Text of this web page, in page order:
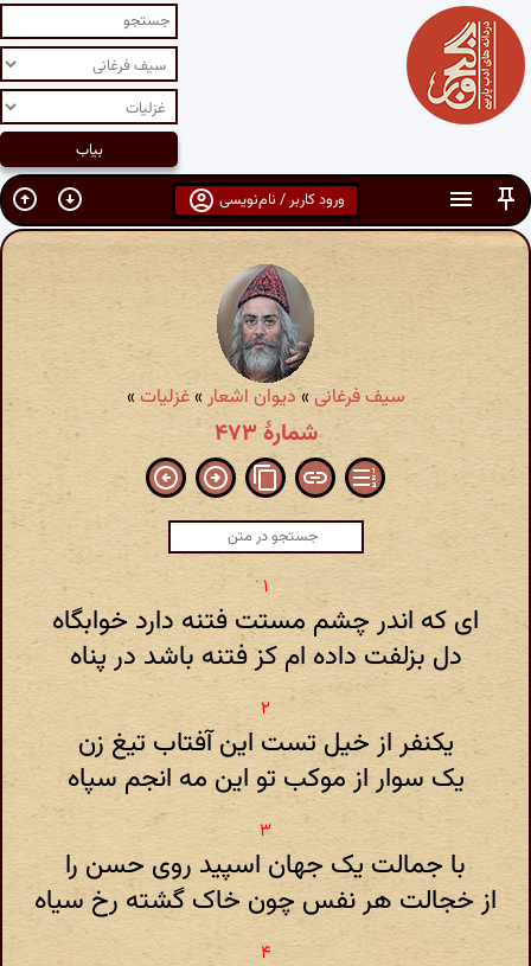
ورود کاربر / نام‌نویسی
سیف فرغانی»دیوان اشعار»غزلیات »
شمارهٔ ۴۷۳
ای که اندر چشم مستت فتنه دارد خوابگاه
دل بزلفت داده ام کز فتنه باشد در پناه
یکنفر از خیل تست این آفتاب تیغ زن
یک سوار از موکب تو این مه انجم سپاه
با جمالت یک جهان اسپید روی حسن را
از خجالت هر نفس چون خاک گشته رخ سیاه